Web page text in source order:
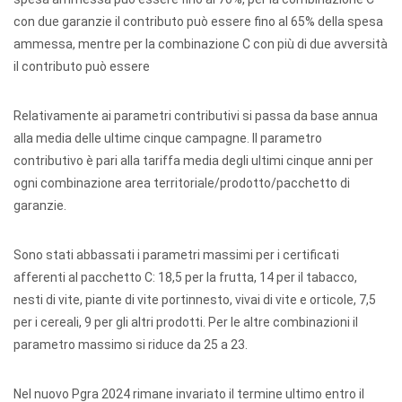
con due garanzie il contributo può essere fino al 65% della spesa
ammessa, mentre per la combinazione C con più di due avversità
il contributo può essere
Relativamente ai parametri contributivi si passa da base annua
alla media delle ultime cinque campagne. Il parametro
contributivo è pari alla tariffa media degli ultimi cinque anni per
ogni combinazione area territoriale/prodotto/pacchetto di
garanzie.
Sono stati abbassati i parametri massimi per i certificati
afferenti al pacchetto C: 18,5 per la frutta, 14 per il tabacco,
nesti di vite, piante di vite portinnesto, vivai di vite e orticole, 7,5
per i cereali, 9 per gli altri prodotti. Per le altre combinazioni il
parametro massimo si riduce da 25 a 23.
Nel nuovo Pgra 2024 rimane invariato il termine ultimo entro il